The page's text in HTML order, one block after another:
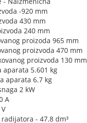
-920 mm
430 mm
240 mm
proizoda 965 mm
proizvoda 470 mm
proizvoda 130 mm
aparata 5.601 kg
aparata 6.7 kg
2 kW
A
- 47.8 dm³